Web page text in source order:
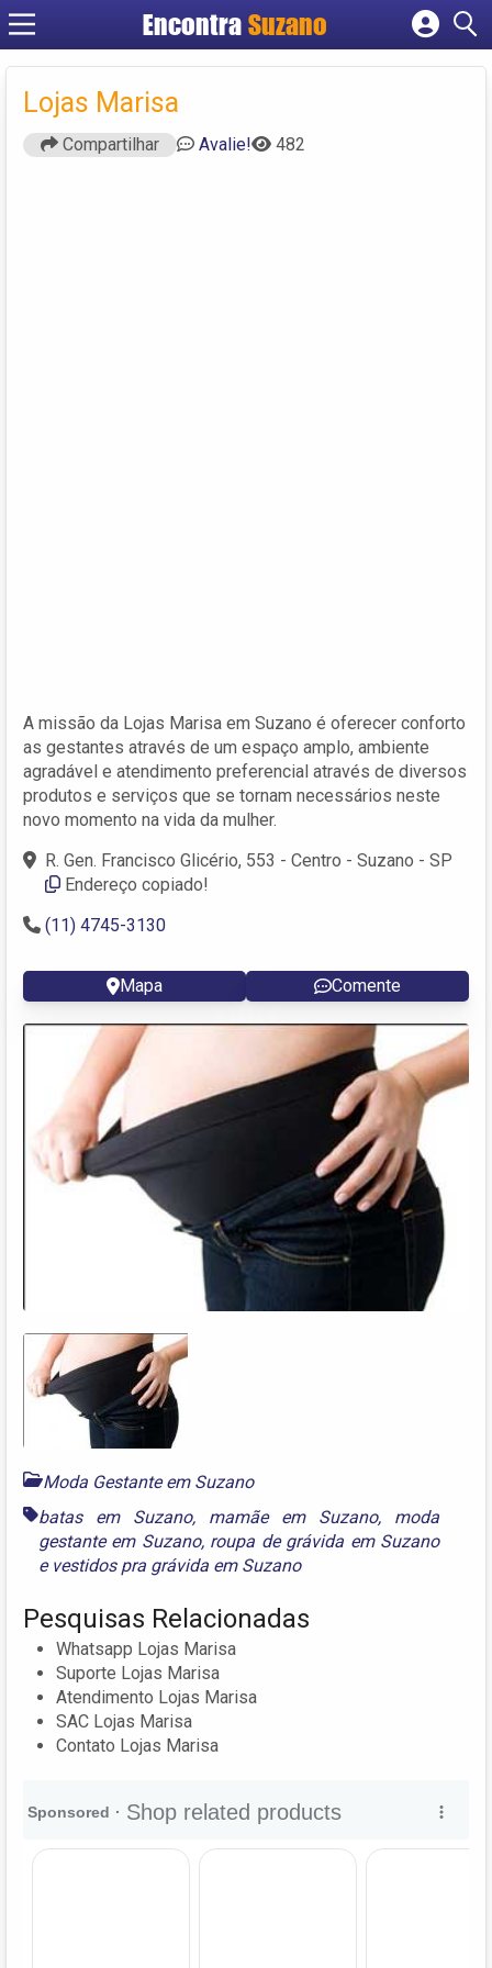
EncontraSuzano
Cadastrar empresa
Lojas Marisa
Compartilhar Avalie! 482
A missão da Lojas Marisa em Suzano é oferecer conforto
as gestantes através de um espaço amplo, ambiente
agradável e atendimento preferencial através de diversos
produtos e serviços que se tornam necessários neste
novo momento na vida da mulher.
R. Gen. Francisco Glicério, 553 - Centro - Suzano - SP
Endereço copiado!
(11) 4745-3130
Mapa Comente
Moda Gestante em Suzano
batas em Suzano, mamãe em Suzano, moda
gestante em Suzano, roupa de grávida em Suzano
e vestidos pra grávida em Suzano
Pesquisas Relacionadas
Whatsapp Lojas Marisa
Suporte Lojas Marisa
Atendimento Lojas Marisa
SAC Lojas Marisa
Contato Lojas Marisa